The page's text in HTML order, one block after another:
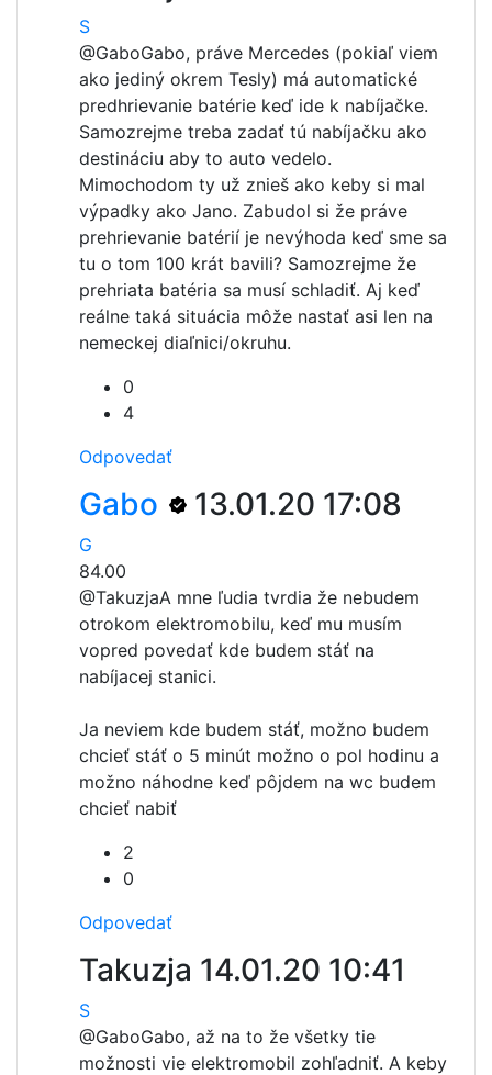
S
@GaboGabo, práve Mercedes (pokiaľ viem
ako jediný okrem Tesly) má automatické
predhrievanie batérie keď ide k nabíjačke.
Samozrejme treba zadať tú nabíjačku ako
destináciu aby to auto vedelo.
Mimochodom ty už znieš ako keby si mal
výpadky ako Jano. Zabudol si že práve
prehrievanie batérií je nevýhoda keď sme sa
tu o tom 100 krát bavili? Samozrejme že
prehriata batéria sa musí schladiť. Aj keď
reálne taká situácia môže nastať asi len na
nemeckej diaľnici/okruhu.
0
4
Odpovedať
Gabo 13.01.20 17:08
G
84.00
@TakuzjaA mne ľudia tvrdia že nebudem
otrokom elektromobilu, keď mu musím
vopred povedať kde budem stáť na
nabíjacej stanici.
Ja neviem kde budem stáť, možno budem
chcieť stáť o 5 minút možno o pol hodinu a
možno náhodne keď pôjdem na wc budem
chcieť nabiť
2
0
Odpovedať
Takuzja 14.01.20 10:41
S
@GaboGabo, až na to že všetky tie
možnosti vie elektromobil zohľadniť. A keby